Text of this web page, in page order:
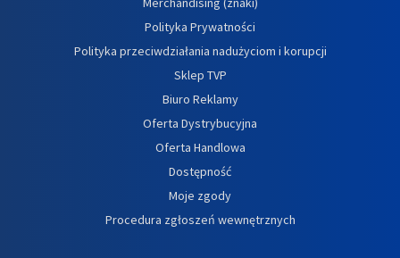
Polityka Prywatności
Polityka przeciwdziałania nadużyciom i korupcji
Sklep TVP
Biuro Reklamy
Oferta Dystrybucyjna
Oferta Handlowa
Dostępność
Moje zgody
Procedura zgłoszeń wewnętrznych